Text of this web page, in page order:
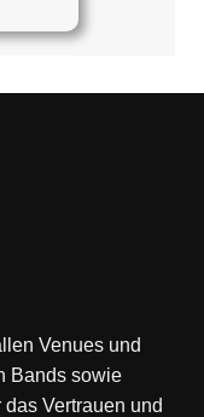
Venues und
Bands sowie
Vertrauen und